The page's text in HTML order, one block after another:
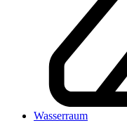
Wasserraum